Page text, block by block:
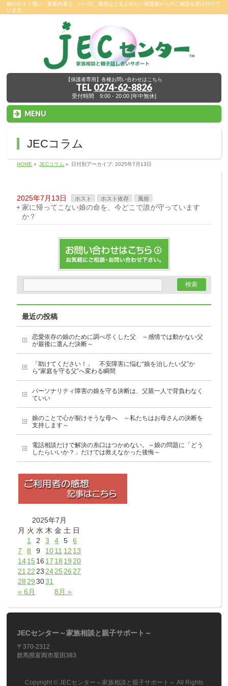
娘のホスト通い、家庭内暴力、パパ活、風俗などを止めたい保護者からのご相談を受け付けて
います。
【保護者専用】各種お問い合わせはこちら
TEL 0274-62-8826
受付時間 9:00 - 20:00 [年中無休]
MENU
JECコラム
HOME » JECコラム » 日付別アーカイブ: 2025年7月13日
2025年7月13日 ホスト ホスト依存 風俗
家に帰ってこない娘の命を、今どこで誰が守っています
か？
最近の投稿
恋愛依存の娘のために調べ尽くした父 ～感情では動かない父
が最後に選んだ決断～
「助けてください！」 不安障害に悩む“娘を治したい父”か
ら“家庭を守る父”へ変わる瞬間
パーソナリティ障害の娘を守る決断は、父親一人で背負わなく
ていい
娘のことで心が裂けそうな母へ ～私たちはお母さんの決断を
支持します～
電話相談だけで解決の糸口はつかめない。～娘の問題に「どう
したらいいか？」だけでは救えなかった後悔～
2025年7月
月 火 水 木 金 土 日
« 6月 8月 »
1 2 3 4 5
6
7
8 9 1011 12 13
141516 17 18 19 20
21 22 23 242526 27
28 29 3031
JECセンター～家族相談と親子サポート～
〒370-2312
群馬県富岡市星田383
Copyright © JECセンター～家族相談と親子サポート～ All Rights